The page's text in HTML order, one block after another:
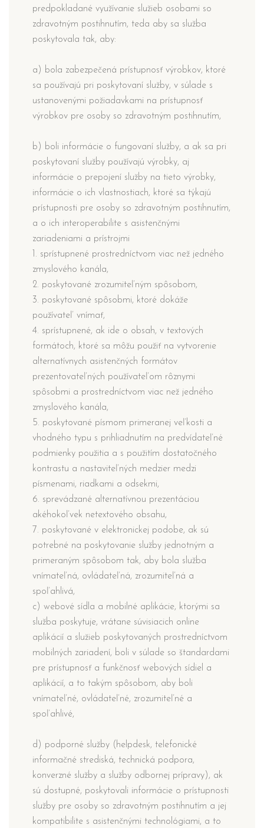
predpokladané využívanie služieb osobami so
zdravotným postihnutím, teda aby sa služba
poskytovala tak, aby:
a) bola zabezpečená prístupnosť výrobkov, ktoré
sa používajú pri poskytovaní služby, v súlade s
ustanovenými požiadavkami na prístupnosť
výrobkov pre osoby so zdravotným postihnutím,
b) boli informácie o fungovaní služby, a ak sa pri
poskytovaní služby používajú výrobky, aj
informácie o prepojení služby na tieto výrobky,
informácie o ich vlastnostiach, ktoré sa týkajú
prístupnosti pre osoby so zdravotným postihnutím,
a o ich interoperabilite s asistenčnými
zariadeniami a prístrojmi
1. sprístupnené prostredníctvom viac než jedného
zmyslového kanála,
2. poskytované zrozumiteľným spôsobom,
3. poskytované spôsobmi, ktoré dokáže
používateľ vnímať,
4. sprístupnené, ak ide o obsah, v textových
formátoch, ktoré sa môžu použiť na vytvorenie
alternatívnych asistenčných formátov
prezentovateľných používateľom rôznymi
spôsobmi a prostredníctvom viac než jedného
zmyslového kanála,
5. poskytované písmom primeranej veľkosti a
vhodného typu s prihliadnutím na predvídateľné
podmienky použitia a s použitím dostatočného
kontrastu a nastaviteľných medzier medzi
písmenami, riadkami a odsekmi,
6. sprevádzané alternatívnou prezentáciou
akéhokoľvek netextového obsahu,
7. poskytované v elektronickej podobe, ak sú
potrebné na poskytovanie služby jednotným a
primeraným spôsobom tak, aby bola služba
vnímateľná, ovládateľná, zrozumiteľná a
spoľahlivá,
c) webové sídla a mobilné aplikácie, ktorými sa
služba poskytuje, vrátane súvisiacich online
aplikácií a služieb poskytovaných prostredníctvom
mobilných zariadení, boli v súlade so štandardami
pre prístupnosť a funkčnosť webových sídiel a
aplikácií, a to takým spôsobom, aby boli
vnímateľné, ovládateľné, zrozumiteľné a
spoľahlivé,
d) podporné služby (helpdesk, telefonické
informačné strediská, technická podpora,
konverzné služby a služby odbornej prípravy), ak
sú dostupné, poskytovali informácie o prístupnosti
služby pre osoby so zdravotným postihnutím a jej
kompatibilite s asistenčnými technológiami, a to